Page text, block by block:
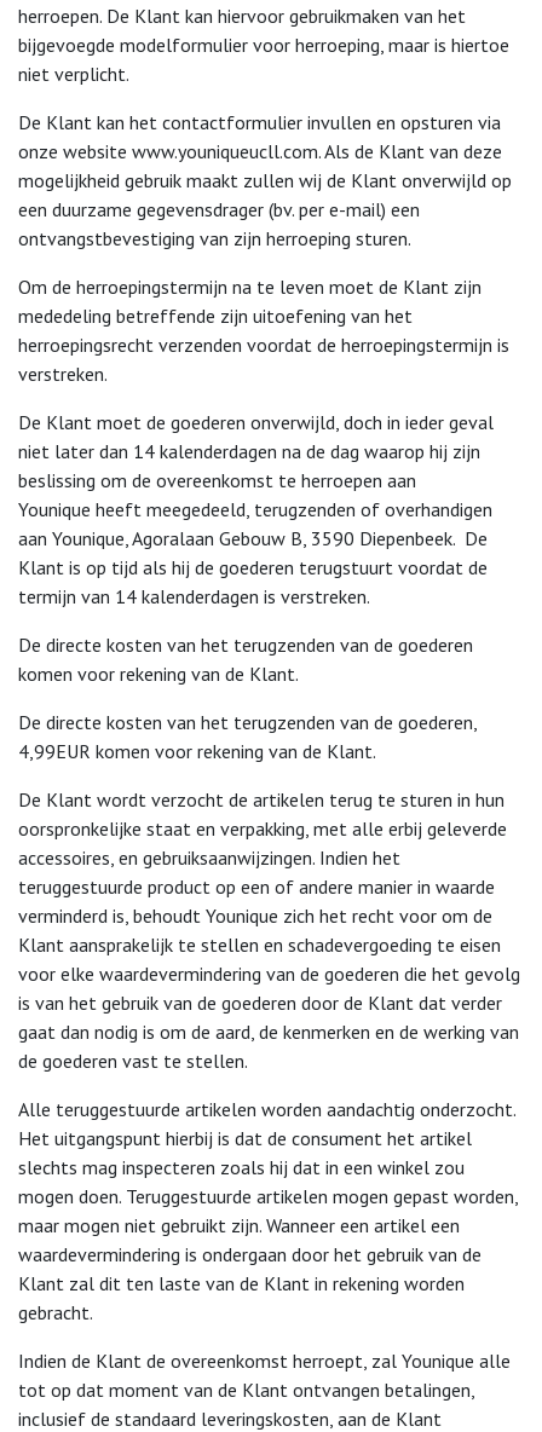
herroepen. De Klant kan hiervoor gebruikmaken van het
bijgevoegde modelformulier voor herroeping, maar is hiertoe
niet verplicht.
De Klant kan het contactformulier invullen en opsturen via
onze website www.youniqueucll.com. Als de Klant van deze
mogelijkheid gebruik maakt zullen wij de Klant onverwijld op
een duurzame gegevensdrager (bv. per e-mail) een
ontvangstbevestiging van zijn herroeping sturen.
Om de herroepingstermijn na te leven moet de Klant zijn
mededeling betreffende zijn uitoefening van het
herroepingsrecht verzenden voordat de herroepingstermijn is
verstreken.
De Klant moet de goederen onverwijld, doch in ieder geval
niet later dan 14 kalenderdagen na de dag waarop hij zijn
beslissing om de overeenkomst te herroepen aan
Younique heeft meegedeeld, terugzenden of overhandigen
aan Younique, Agoralaan Gebouw B, 3590 Diepenbeek. De
Klant is op tijd als hij de goederen terugstuurt voordat de
termijn van 14 kalenderdagen is verstreken.
De directe kosten van het terugzenden van de goederen
komen voor rekening van de Klant.
De directe kosten van het terugzenden van de goederen,
4,99EUR komen voor rekening van de Klant.
De Klant wordt verzocht de artikelen terug te sturen in hun
oorspronkelijke staat en verpakking, met alle erbij geleverde
accessoires, en gebruiksaanwijzingen. Indien het
teruggestuurde product op een of andere manier in waarde
verminderd is, behoudt Younique zich het recht voor om de
Klant aansprakelijk te stellen en schadevergoeding te eisen
voor elke waardevermindering van de goederen die het gevolg
is van het gebruik van de goederen door de Klant dat verder
gaat dan nodig is om de aard, de kenmerken en de werking van
de goederen vast te stellen.
Alle teruggestuurde artikelen worden aandachtig onderzocht.
Het uitgangspunt hierbij is dat de consument het artikel
slechts mag inspecteren zoals hij dat in een winkel zou
mogen doen. Teruggestuurde artikelen mogen gepast worden,
maar mogen niet gebruikt zijn. Wanneer een artikel een
waardevermindering is ondergaan door het gebruik van de
Klant zal dit ten laste van de Klant in rekening worden
gebracht.
Indien de Klant de overeenkomst herroept, zal Younique alle
tot op dat moment van de Klant ontvangen betalingen,
inclusief de standaard leveringskosten, aan de Klant